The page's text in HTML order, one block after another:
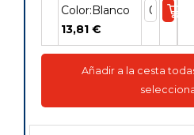
Color:Blanco
13,81 €
Añadir a la cesta